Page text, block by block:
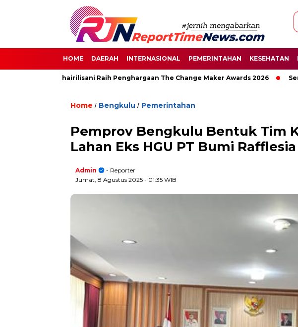
HOME DAERAH INTERNASIONAL PEMERINTAHAN KESEHATAN
Destita Khairilisani Raih Penghargaan The Change Maker Awards 2026 Senator
Home / Bengkulu / Pemerintahan
Pemprov Bengkulu Bentuk Tim
Lahan Eks HGU PT Bumi
Admin
- Reporter
Jumat, 8 Agustus 2025 - 01:35 WIB